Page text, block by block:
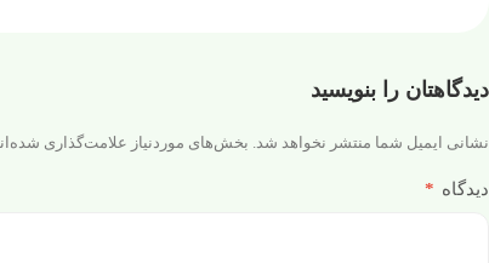
دیدگاهتان را بنویسید
نشانی ایمیل شما منتشر نخواهد شد. بخش‌های موردنیاز علامت‌گذاری
دیدگاه *